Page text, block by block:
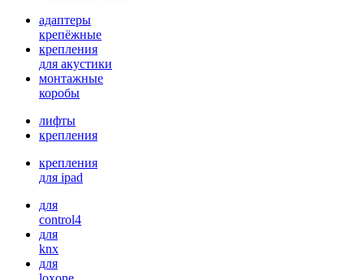
адаптеры
крепёжные
крепления
для акустики
монтажные
коробы
лифты
крепления
крепления
для ipad
для
control4
для
knx
для